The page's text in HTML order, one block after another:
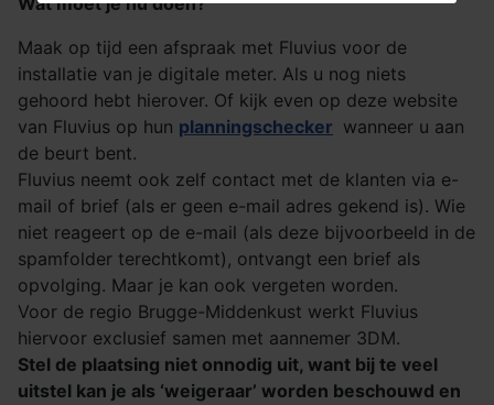
Maak op tijd een afspraak met Fluvius voor de
installatie van je digitale meter. Als u nog niets
gehoord hebt hierover. Of kijk even op deze website
van Fluvius op hun planningschecker wanneer u aan
de beurt bent.
Fluvius neemt ook zelf contact met de klanten via e-
mail of brief (als er geen e-mail adres gekend is). Wie
niet reageert op de e-mail (als deze bijvoorbeeld in de
spamfolder terechtkomt), ontvangt een brief als
opvolging. Maar je kan ook vergeten worden.
Voor de regio Brugge-Middenkust werkt Fluvius
hiervoor exclusief samen met aannemer 3DM.
Stel de plaatsing niet onnodig uit, want bij te veel
uitstel kan je als ‘weigeraar’ worden beschouwd en